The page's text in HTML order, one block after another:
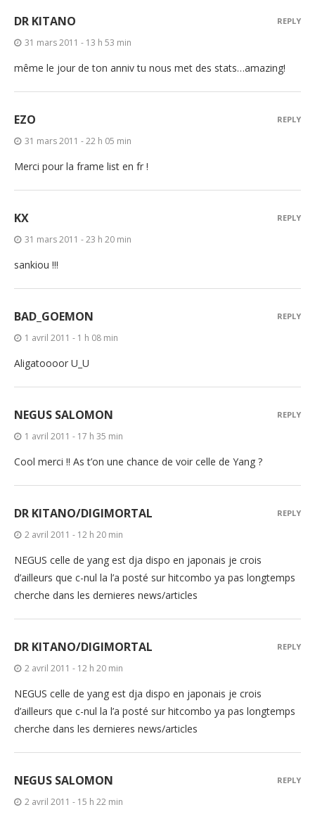
DR KITANO
31 mars 2011 - 13 h 53 min
même le jour de ton anniv tu nous met des stats…amazing!
REPLY
EZO
31 mars 2011 - 22 h 05 min
Merci pour la frame list en fr !
REPLY
KX
31 mars 2011 - 23 h 20 min
sankiou !!!
REPLY
BAD_GOEMON
1 avril 2011 - 1 h 08 min
Aligatoooor U_U
REPLY
NEGUS SALOMON
1 avril 2011 - 17 h 35 min
Cool merci !! As t’on une chance de voir celle de Yang ?
REPLY
DR KITANO/DIGIMORTAL
2 avril 2011 - 12 h 20 min
NEGUS celle de yang est dja dispo en japonais je crois
d’ailleurs que c-nul la l’a posté sur hitcombo ya pas longtemps
cherche dans les dernieres news/articles
REPLY
DR KITANO/DIGIMORTAL
2 avril 2011 - 12 h 20 min
NEGUS celle de yang est dja dispo en japonais je crois
d’ailleurs que c-nul la l’a posté sur hitcombo ya pas longtemps
cherche dans les dernieres news/articles
REPLY
NEGUS SALOMON
2 avril 2011 - 15 h 22 min
REPLY